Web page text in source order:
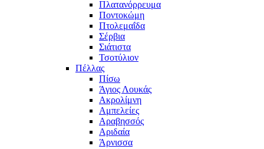
Πλατανόρρευμα
Ποντοκώμη
Πτολεμαΐδα
Σέρβια
Σιάτιστα
Τσοτύλιον
Πέλλας
Πίσω
Άγιος Λουκάς
Ακρολίμνη
Αμπελείες
Αραβησσός
Αριδαία
Άρνισσα